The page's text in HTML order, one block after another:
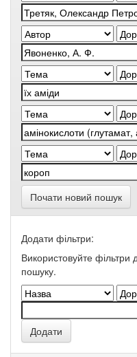
Почати новий пошук
Додати фільтри:
Використовуйте фільтри
пошуку.